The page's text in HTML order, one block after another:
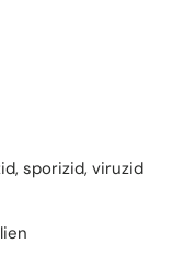
sporizid, viruzid